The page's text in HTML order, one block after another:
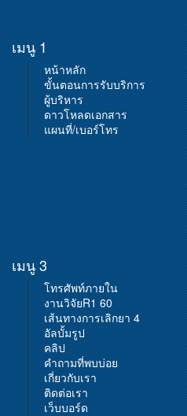
เมนู 1
หน้าหลัก
ขั้นตอนการรับบริการ
ผู้บริหาร
ดาวโหลดเอกสาร
แผนที่/เบอร์โทร
เมนู 3
โทรศัพท์ภายใน
งานวิจัยR1 60
เส้นทางการเลิกยา 4
อัลบั้มรูป
คลิป
คำถามที่พบบ่อย
เกี่ยวกับเรา
ติดต่อเรา
เว็บบอร์ด